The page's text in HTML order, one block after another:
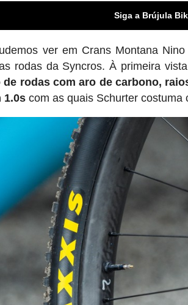
Siga a Brújula
ver em Crans Montana
rodas da Syncros. À primeira
rodas com aro de carbono,
1.0s com as quais Schurter costuma